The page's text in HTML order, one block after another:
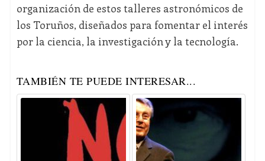
organización de estos talleres astronómicos de
los Toruños, diseñados para fomentar el interés
por la ciencia, la investigación y la tecnología.
TAMBIÉN TE PUEDE INTERESAR...